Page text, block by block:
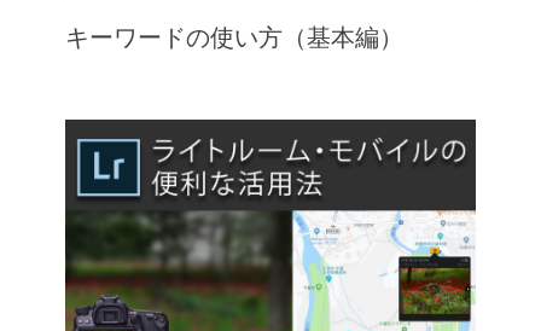
キーワードの使い方（基本編）